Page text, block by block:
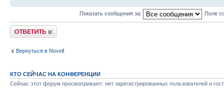
Показать сообщения за: Поле
Ответить
Вернуться в Novell
КТО СЕЙЧАС НА КОНФЕРЕНЦИИ
Сейчас этот форум просматривают: нет зарегистрированных пользователей и